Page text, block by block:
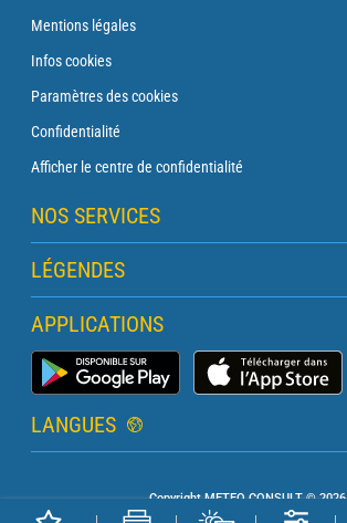
Mentions légales
Infos cookies
Paramètres des cookies
Confidentialité
Afficher le centre de confidentialité
NOS SERVICES
Abonnement Zen
Abonnement Balise
Abonnement Traversée
Abonnement Phare
Météo Terrestre
LÉGENDES
Légende des cartes
Légende des pictogrammes
Glossaire
APPLICATIONS
Application Météo Marine
LANGUES
Anglais
Copyright METEO CONSULT © 2026